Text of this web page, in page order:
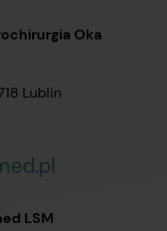
Oka
Lublin
LSM